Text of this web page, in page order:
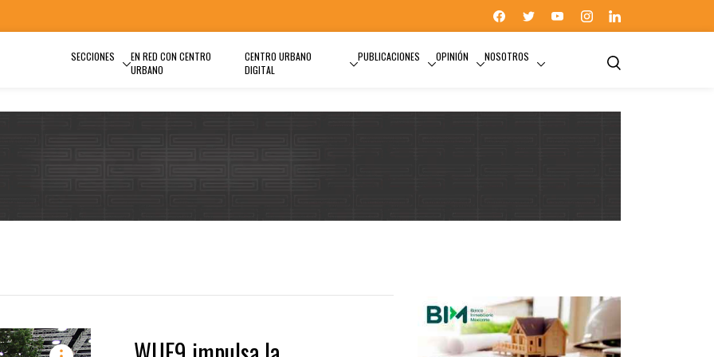
SECCIONES
EN RED CON CENTRO
URBANO
CENTRO URBANO
DIGITAL
PUBLICACIONES OPINIÓN NOSOTROS